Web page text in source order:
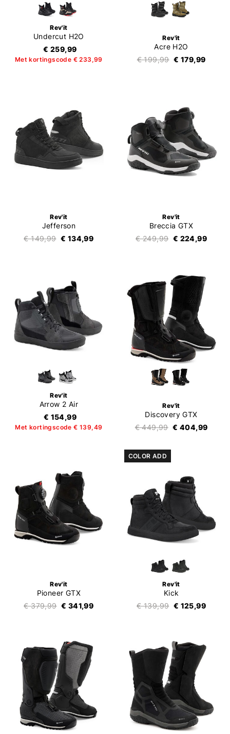
Rev'it
Undercut H2O
€ 259,99
Met kortingscode € 233,99
Rev'it
Acre H2O
€ 199,99 € 179,99
Rev'it
Jefferson
€ 149,99 € 134,99
Rev'it
Breccia GTX
€ 249,99 € 224,99
Rev'it
Arrow 2 Air
€ 154,99
Met kortingscode € 139,49
Rev'it
Discovery GTX
€ 449,99 € 404,99
Rev'it
Pioneer GTX
€ 379,99 € 341,99
COLOR ADD
Rev'it
Kick
€ 139,99 € 125,99